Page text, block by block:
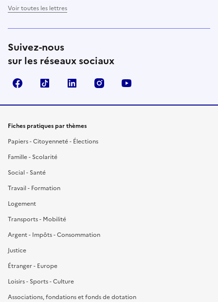
Voir toutes les lettres
Suivez-nous
sur les réseaux sociaux
FacebookTikTok LinkedIn Instagram
Fiches pratiques par thèmes
Papiers - Citoyenneté - Élections
Famille - Scolarité
Social - Santé
Travail - Formation
Logement
Transports - Mobilité
Argent - Impôts - Consommation
Justice
Étranger - Europe
Loisirs - Sports - Culture
Associations, fondations et fonds de dotation